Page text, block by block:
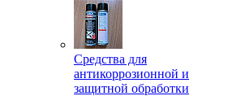
Средства для
антикоррозионной и
защитной обработки